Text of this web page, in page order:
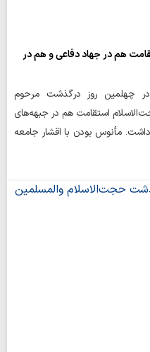
هم در جهاد دفاعی و هم در
در چهلمین روز درگذشت مرحوم
استقامت هم در جبهه‌های
مأنوس بودن با اقشار جامعه